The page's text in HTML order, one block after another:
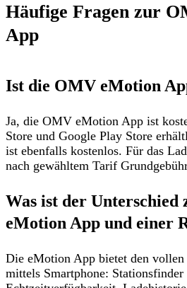
Häufige Fragen zur
App
Ist die OMV eMotion
Ja, die OMV eMotion App ist
Store und Google Play Store
ist ebenfalls kostenlos. Für das
nach gewähltem Tarif
Was ist der Unterschied
eMotion App und einer
Die eMotion App bietet den
mittels Smartphone: